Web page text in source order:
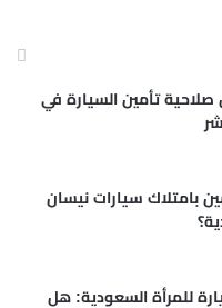
تأمين السيارة في
بامتلاك سيارات نيسان
للمرأة السعودية: هل